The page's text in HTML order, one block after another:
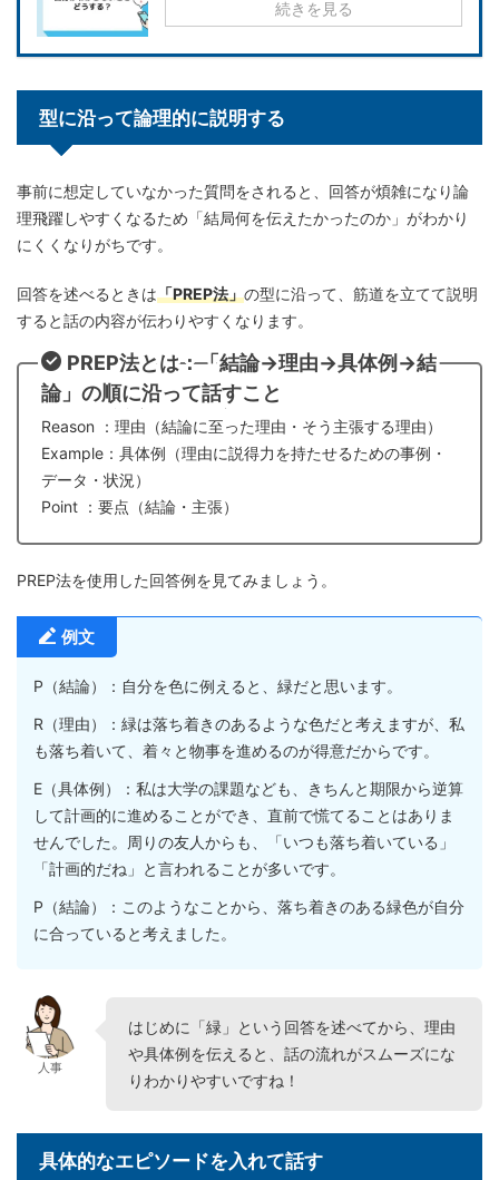
続きを見る
型に沿って論理的に説明する
事前に想定していなかった質問をされると、回答が煩雑になり論
理飛躍しやすくなるため「結局何を伝えたかったのか」がわかり
にくくなりがちです。
回答を述べるときは「PREP法」の型に沿って、筋道を立てて説明
すると話の内容が伝わりやすくなります。
PREP法とは：「結論→理由→具体例→結
論」の順に沿って話すこと
Point ：要点（結論・主張）
Reason ：理由（結論に至った理由・そう主張する理由）
Example：具体例（理由に説得力を持たせるための事例・
データ・状況）
Point ：要点（結論・主張）
PREP法を使用した回答例を見てみましょう。
例文
P（結論）：自分を色に例えると、緑だと思います。
R（理由）：緑は落ち着きのあるような色だと考えますが、私
も落ち着いて、着々と物事を進めるのが得意だからです。
E（具体例）：私は大学の課題なども、きちんと期限から逆算
して計画的に進めることができ、直前で慌てることはありま
せんでした。周りの友人からも、「いつも落ち着いている」
「計画的だね」と言われることが多いです。
P（結論）：このようなことから、落ち着きのある緑色が自分
に合っていると考えました。
人事
はじめに「緑」という回答を述べてから、理由
や具体例を伝えると、話の流れがスムーズにな
りわかりやすいですね！
具体的なエピソードを入れて話す